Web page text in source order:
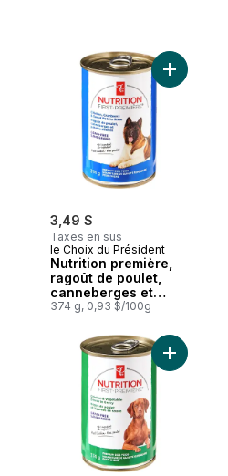
Nutrition première, ragoût de
3,49 $
Taxes en sus
le Choix du Président
Nutrition première,
ragoût de poulet,
canneberges et
patates douces,
supérieure pour
chiens
374 g, 0,93 $/100g
Ajouter
Nutrition première, repas de
Ajouter